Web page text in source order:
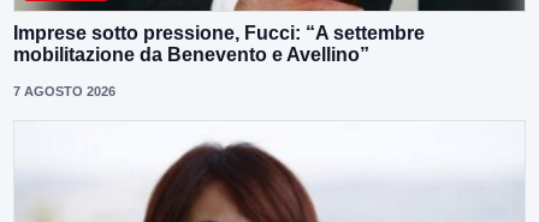
Imprese sotto pressione, Fucci: “A settembre
mobilitazione da Benevento e Avellino”
7 AGOSTO 2026